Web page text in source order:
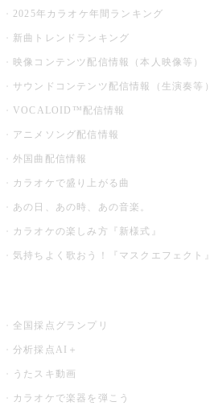
2025年カラオケ年間ランキング
新曲トレンドランキング
映像コンテンツ配信情報（本人映像等）
サウンドコンテンツ配信情報（生演奏等）
VOCALOID™配信情報
アニメソング配信情報
外国曲配信情報
カラオケで盛り上がる曲
あの日、あの時、あの音楽。
カラオケの楽しみ方『新様式』
気持ちよく歌おう！『マスクエフェクト』
全国採点グランプリ
分析採点AI＋
うたスキ動画
カラオケで楽器を弾こう